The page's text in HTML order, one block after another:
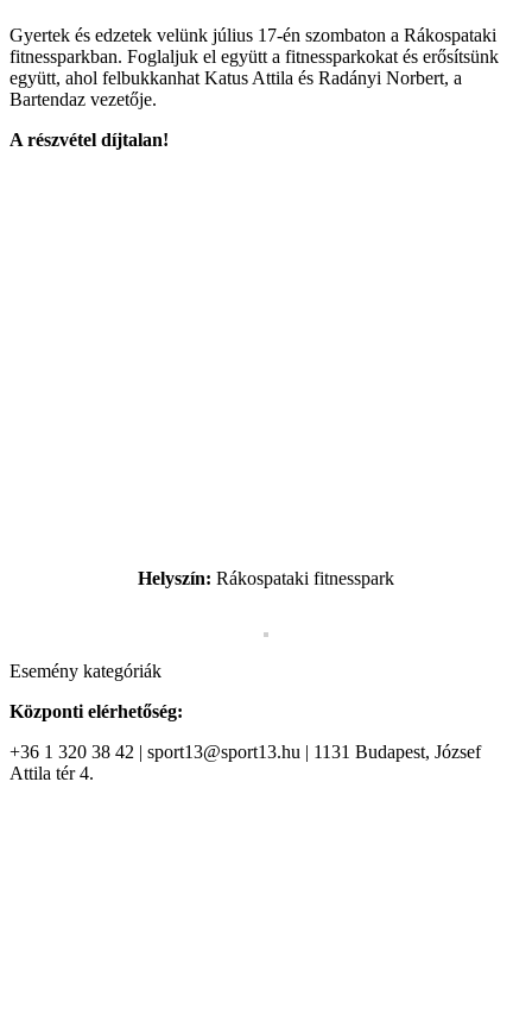
Gyertek és edzetek velünk július 17-én szombaton a Rákospataki
fitnessparkban. Foglaljuk el együtt a fitnessparkokat és erősítsünk
együtt, ahol felbukkanhat Katus Attila és Radányi Norbert, a
Bartendaz vezetője.
A részvétel díjtalan!
Helyszín: Rákospataki fitnesspark
Esemény kategóriák
Központi elérhetőség:
+36 1 320 38 42 | sport13@sport13.hu | 1131 Budapest, József
Attila tér 4.